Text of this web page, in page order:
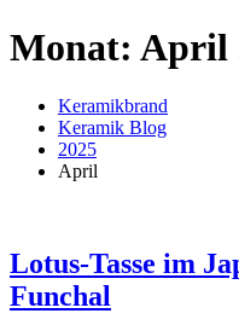
Monat: April
Keramikbrand
Keramik Blog
2025
April
Lotus-Tasse im
Funchal